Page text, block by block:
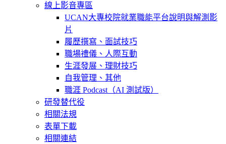
線上影音專區
UCAN大專校院就業職能平台說明與解測影
片
履歷撰寫、面試技巧
職場禮儀、人際互動
生涯發展、理財技巧
自我管理、其他
職涯 Podcast（AI 測試版）
研發替代役
相關法規
表單下載
相關連結